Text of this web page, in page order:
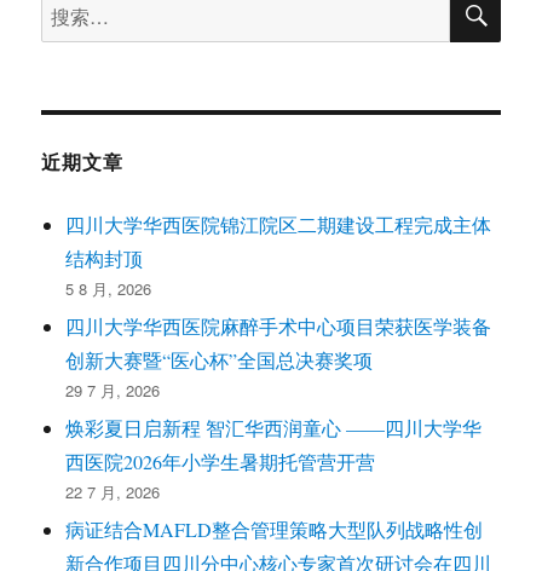
搜
索：
近期文章
四川大学华西医院锦江院区二期建设工程完成主体
结构封顶
5 8 月, 2026
四川大学华西医院麻醉手术中心项目荣获医学装备
创新大赛暨“医心杯”全国总决赛奖项
29 7 月, 2026
焕彩夏日启新程 智汇华西润童心 ——四川大学华
西医院2026年小学生暑期托管营开营
22 7 月, 2026
病证结合MAFLD整合管理策略大型队列战略性创
新合作项目四川分中心核心专家首次研讨会在四川